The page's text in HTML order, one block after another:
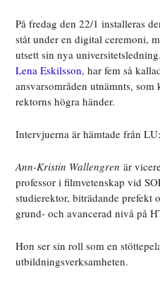
På fredag den 22/1 installeras
ståt under en digital ceremoni,
utsett sin nya
Lena Eskilsson, har fem så
ansvarsområden utnämnts,
rektorns högra händer.
Intervjuerna är hämtade från
Ann-Kristin Wallengrenär
professor i filmvetenskap vid
studierektor, biträdande prefekt
grund- och avancerad nivå på
Hon ser sin roll som en
utbildningsverksamheten.